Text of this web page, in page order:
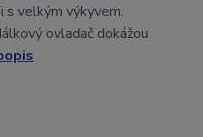
s velkým výkyvem.
ovladač dokážou